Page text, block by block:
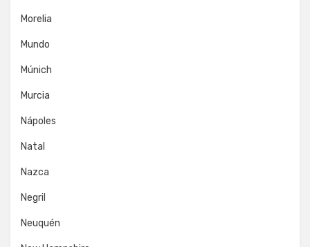
Morelia
Mundo
Múnich
Murcia
Nápoles
Natal
Nazca
Negril
Neuquén